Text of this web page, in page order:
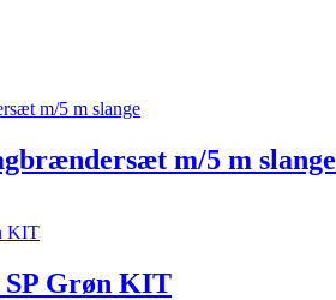
m/5 m slange
SP Grøn KIT